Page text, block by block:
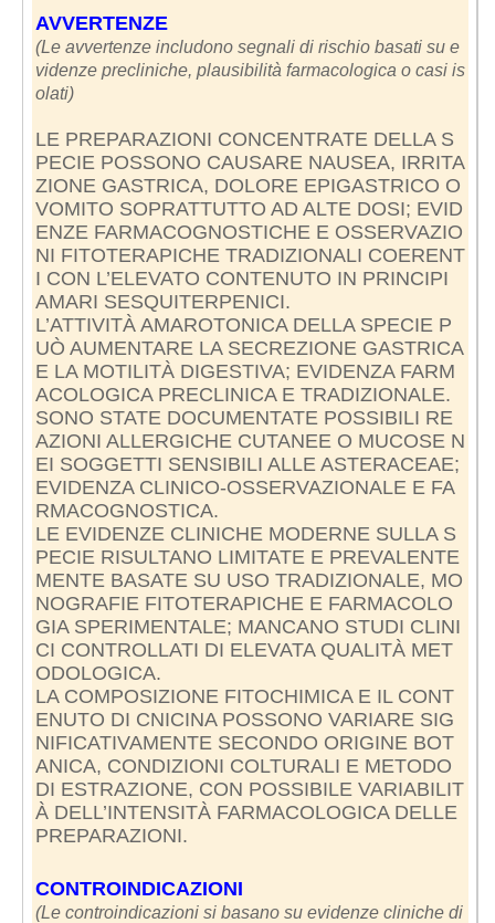
AVVERTENZE
(Le avvertenze includono segnali di rischio basati su e
videnze precliniche, plausibilità farmacologica o casi is
olati)
LE PREPARAZIONI CONCENTRATE DELLA S
PECIE POSSONO CAUSARE NAUSEA, IRRITA
ZIONE GASTRICA, DOLORE EPIGASTRICO O
VOMITO SOPRATTUTTO AD ALTE DOSI; EVID
ENZE FARMACOGNOSTICHE E OSSERVAZIO
NI FITOTERAPICHE TRADIZIONALI COERENT
I CON L’ELEVATO CONTENUTO IN PRINCIPI
AMARI SESQUITERPENICI.
L’ATTIVITÀ AMAROTONICA DELLA SPECIE P
UÒ AUMENTARE LA SECREZIONE GASTRICA
E LA MOTILITÀ DIGESTIVA; EVIDENZA FARM
ACOLOGICA PRECLINICA E TRADIZIONALE.
SONO STATE DOCUMENTATE POSSIBILI RE
AZIONI ALLERGICHE CUTANEE O MUCOSE N
EI SOGGETTI SENSIBILI ALLE ASTERACEAE;
EVIDENZA CLINICO-OSSERVAZIONALE E FA
RMACOGNOSTICA.
LE EVIDENZE CLINICHE MODERNE SULLA S
PECIE RISULTANO LIMITATE E PREVALENTE
MENTE BASATE SU USO TRADIZIONALE, MO
NOGRAFIE FITOTERAPICHE E FARMACOLO
GIA SPERIMENTALE; MANCANO STUDI CLINI
CI CONTROLLATI DI ELEVATA QUALITÀ MET
ODOLOGICA.
LA COMPOSIZIONE FITOCHIMICA E IL CONT
ENUTO DI CNICINA POSSONO VARIARE SIG
NIFICATIVAMENTE SECONDO ORIGINE BOT
ANICA, CONDIZIONI COLTURALI E METODO
DI ESTRAZIONE, CON POSSIBILE VARIABILIT
À DELL’INTENSITÀ FARMACOLOGICA DELLE
PREPARAZIONI.
CONTROINDICAZIONI
(Le controindicazioni si basano su evidenze cliniche di